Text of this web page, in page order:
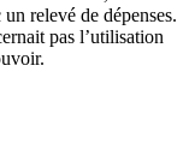
relevé de dépenses.
pas l’utilisation